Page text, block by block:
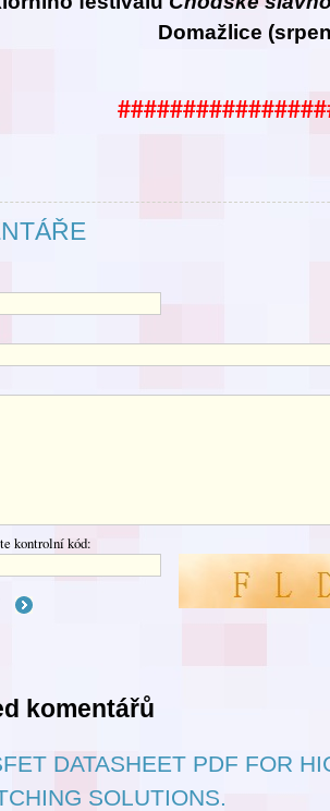
Domažlice
kontrolní kód:
komentářů
DATASHEET PDF FOR
SOLUTIONS.